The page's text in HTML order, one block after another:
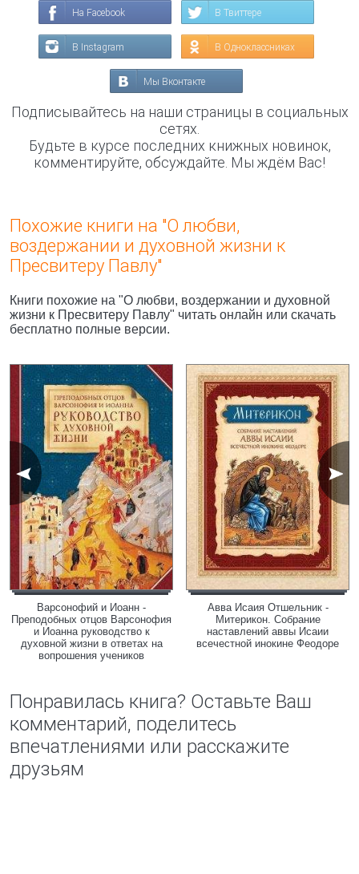
На Facebook В Твиттере
В Instagram В Одноклассниках
Мы Вконтакте
Подписывайтесь на наши страницы в социальных
сетях.
Будьте в курсе последних книжных новинок,
комментируйте, обсуждайте. Мы ждём Вас!
Похожие книги на "О любви,
воздержании и духовной жизни к
Пресвитеру Павлу"
Книги похожие на "О любви, воздержании и духовной
жизни к Пресвитеру Павлу" читать онлайн или скачать
бесплатно полные версии.
Варсонофий и Иоанн -
Преподобных отцов Варсонофия
и Иоанна руководство к
духовной жизни в ответах на
вопрошения учеников
Авва Исаия Отшельник -
Митерикон. Собрание
наставлений аввы Исаии
всечестной инокине Феодоре
Понравилась книга? Оставьте Ваш
комментарий, поделитесь
впечатлениями или расскажите
друзьям